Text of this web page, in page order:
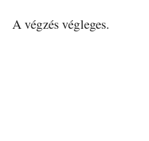
A végzés végleges.